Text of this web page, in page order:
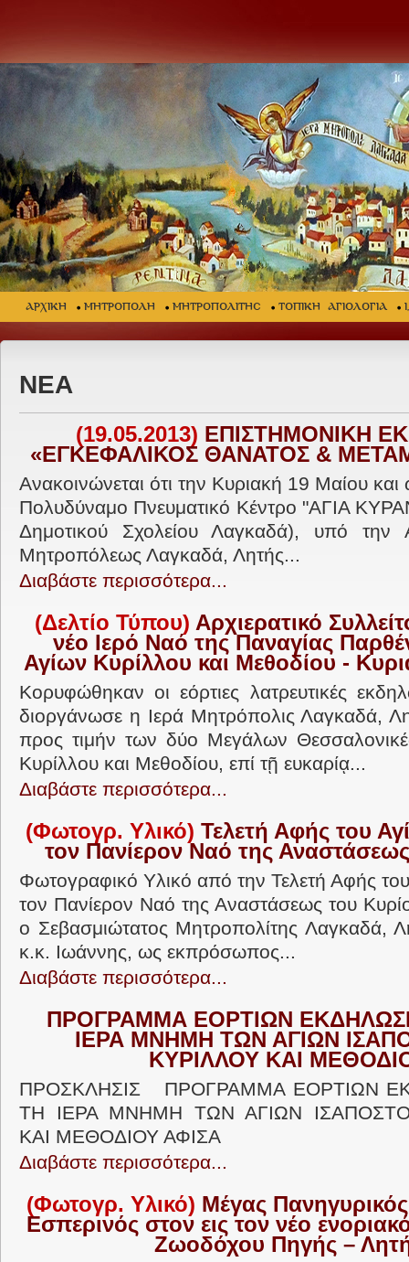
ΑΡΧΙΚΗ ΜΗΤΡΟΠΟΛΗ ΜΗΤΡΟΠΟΛΙΤΗΣ ΤΟΠΙΚΗ ΑΓΙΟΛΟΓΙΑ
ΝΕΑ
(19.05.2013) ΕΠΙΣΤΗΜΟΝΙΚΗ
«ΕΓΚΕΦΑΛΙΚΟΣ ΘΑΝΑΤΟΣ &
Ανακοινώνεται ότι την Κυριακή 19 Μαίου
Πολυδύναμο Πνευματικό Κέντρο "ΑΓΙΑ
Δημοτικού Σχολείου Λαγκαδά), υπό την
Μητροπόλεως Λαγκαδά, Λητής...
Διαβάστε περισσότερα...
(Δελτίο Τύπου) Αρχιερατικό
νέο Ιερό Ναό της Παναγίας
Αγίων Κυρίλλου και Μεθοδίου -
Κορυφώθηκαν οι εόρτιες λατρευτικές
διοργάνωσε η Ιερά Μητρόπολις Λαγκαδά,
προς τιμήν των δύο Μεγάλων
Κυρίλλου και Μεθοδίου, επί τῇ ευκαρίᾳ...
Διαβάστε περισσότερα...
(Φωτογρ. Υλικό) Τελετή Αφής του
τον Πανίερον Ναό της
Φωτογραφικό Υλικό από την Τελετή Αφής
τον Πανίερον Ναό της Αναστάσεως του
ο Σεβασμιώτατος Μητροπολίτης Λαγκαδά,
κ.κ. Ιωάννης, ως εκπρόσωπος...
Διαβάστε περισσότερα...
ΠΡΟΓΡΑΜΜΑ ΕΟΡΤΙΩΝ
ΙΕΡΑ ΜΝΗΜΗ ΤΩΝ ΑΓΙΩΝ
ΚΥΡΙΛΛΟΥ ΚΑΙ
ΠΡΟΣΚΛΗΣΙΣ ΠΡΟΓΡΑΜΜΑ ΕΟΡΤΙΩΝ
ΤΗ ΙΕΡΑ ΜΝΗΜΗ ΤΩΝ ΑΓΙΩΝ
ΚΑΙ ΜΕΘΟΔΙΟΥ ΑΦΙΣΑ
Διαβάστε περισσότερα...
(Φωτογρ. Υλικό) Μέγας Πανηγυρικός
Εσπερινός στον εις τον νέο
Ζωοδόχου Πηγής –